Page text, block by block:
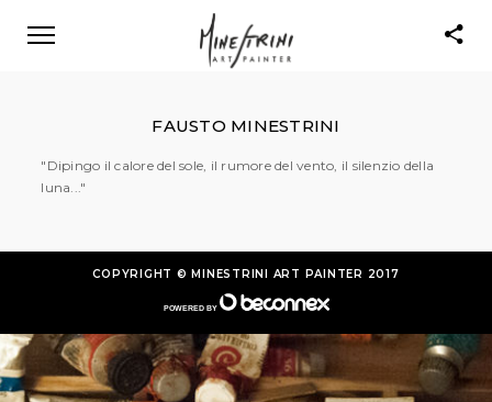
FAUSTO MINESTRINI
"Dipingo il calore del sole, il rumore del vento, il silenzio della
luna..."
COPYRIGHT © MINESTRINI ART PAINTER 2017
POWERED BY